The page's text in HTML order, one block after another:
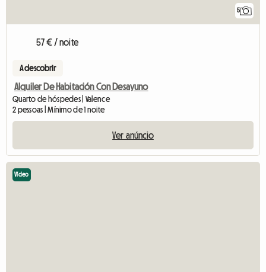
5
57 € / noite
A descobrir
Alquiler De Habitación Con Desayuno
Quarto de hóspedes | Valence
2 pessoas | Mínimo de 1 noite
Ver anúncio
Vídeo